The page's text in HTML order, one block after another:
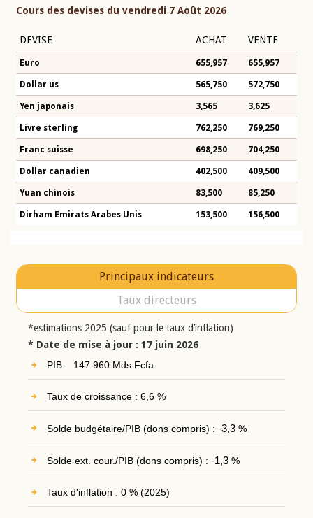
Cours des devises du vendredi 7 Août 2026
DEVISE ACHAT VENTE
Euro 655,957 655,957
Dollar us 565,750 572,750
Yen japonais 3,565 3,625
Livre sterling 762,250 769,250
Franc suisse 698,250 704,250
Dollar canadien 402,500 409,500
Yuan chinois 83,500 85,250
Dirham Emirats Arabes Unis 153,500 156,500
Principaux indicateurs
Taux directeurs
*estimations 2025 (sauf pour le taux d’inflation)
* Date de mise à jour : 17 juin 2026
PIB : 147 960 Mds Fcfa
Taux de croissance : 6,6 %
Solde budgétaire/PIB (dons compris) : -3,3%
Solde ext. cour./PIB (dons compris) : -1,3%
Taux d'inflation : 0 % (2025)